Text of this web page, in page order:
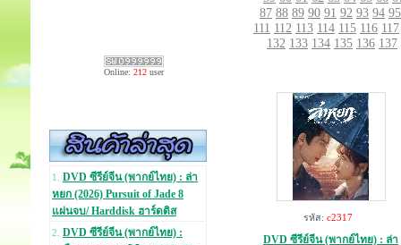
Online: 212 user
1. DVD ซีรีย์จีน (พากย์ไทย) : ล่า
หยก (2026) Pursuit of Jade 8
แผ่นจบ/ Harddisk ฮาร์ดดิส
2. DVD ซีรีย์จีน (พากย์ไทย) :
87 88 89 90 91 92 93 94 95
111 112 113 114 115 116 117
132 133 134 135 136 137
รหัส: c2317
DVD ซีรีย์จีน (พากย์ไทย) : ล่า